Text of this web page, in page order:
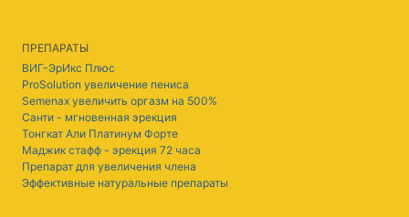
ПРЕПАРАТЫ
ВИГ-ЭрИкс Плюс
ProSolution увеличение пениса
Semenax увеличить оргазм на 500%
Санти - мгновенная эрекция
Тонгкат Али Платинум Форте
Маджик стафф - эрекция 72 часа
Препарат для увеличения члена
Эффективные натуральные препараты